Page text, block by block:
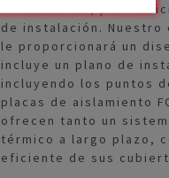
innecesarios, peso
de instalación. Nuestro
le proporcionará un
incluye un plano de
incluyendo los puntos
placas de aislamiento
ofrecen tanto un
térmico a largo plazo,
eficiente de sus